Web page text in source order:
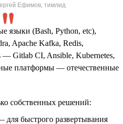
Ефимов, тимлид
языки (Bash, Python, etc),
Apache Kafka, Redis,
— Gitlab CI, Ansible, Kubernetes,
платформы — отечественные
собственных решений:
для быстрого развертывания